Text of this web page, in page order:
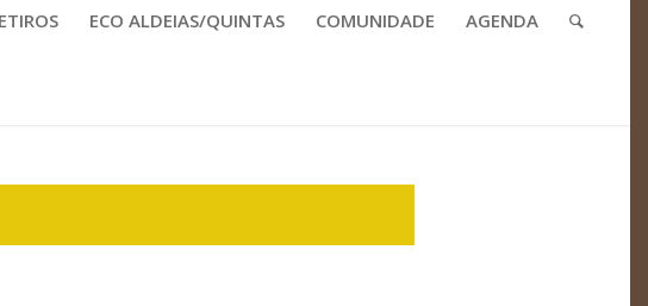
ECO ALDEIAS/QUINTAS COMUNIDADE AGENDA